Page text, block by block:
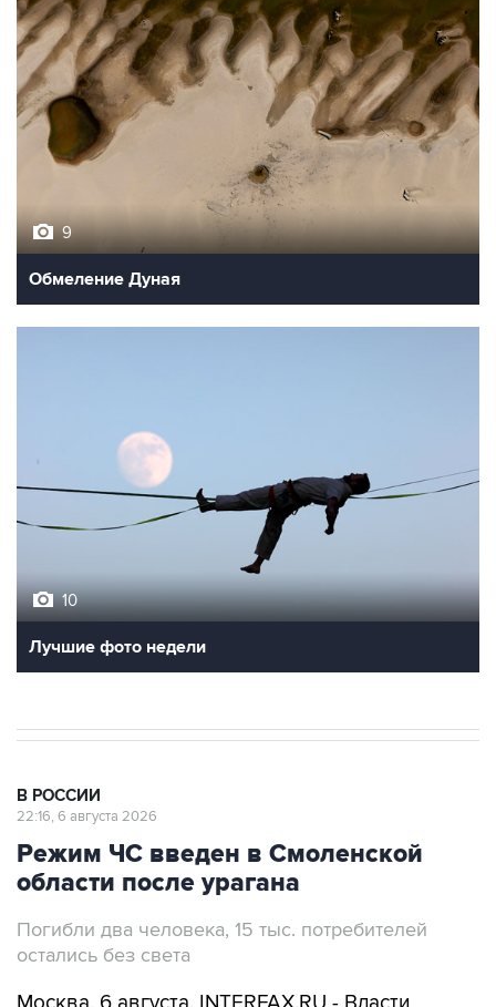
Обмеление Дуная
Лучшие фото недели
Режим ЧС введен в Смоленской
области после урагана
Погибли два человека, 15 тыс. потребителей
Москва. 6 августа. INTERFAX.RU - Власти